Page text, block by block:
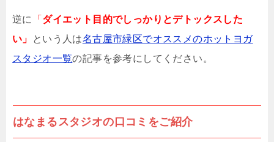
逆に 「 ダイエット目的でしっかりとデトックスした
い」
という人は名古屋市緑区でオススメのホットヨガ
スタジオ一覧の記事を参考にしてください。
はなまるスタジオの口コミをご紹介